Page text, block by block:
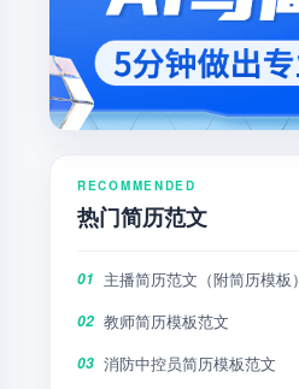
RECOMMENDED
热门简历范文
01 主播简历范文（附简历模板）
02 教师简历模板范文
03 消防中控员简历模板范文